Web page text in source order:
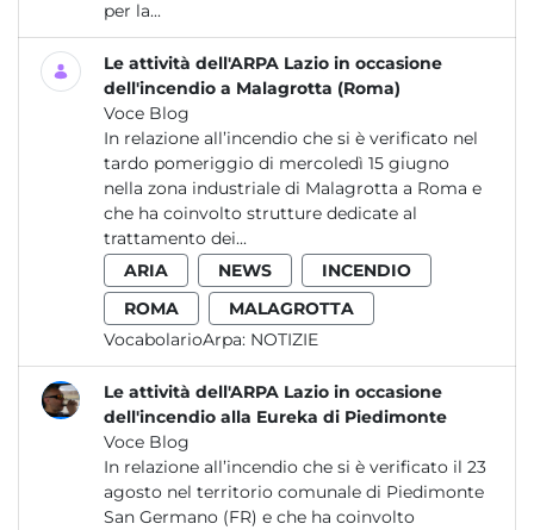
per la...
Le attività dell'ARPA Lazio in occasione
dell'incendio a Malagrotta (Roma)
Voce Blog
In relazione all’incendio che si è verificato nel
tardo pomeriggio di mercoledì 15 giugno
nella zona industriale di Malagrotta a Roma e
che ha coinvolto strutture dedicate al
trattamento dei...
ARIA
NEWS
INCENDIO
ROMA
MALAGROTTA
VocabolarioArpa: NOTIZIE
Le attività dell'ARPA Lazio in occasione
dell'incendio alla Eureka di Piedimonte
Voce Blog
In relazione all’incendio che si è verificato il 23
agosto nel territorio comunale di Piedimonte
San Germano (FR) e che ha coinvolto